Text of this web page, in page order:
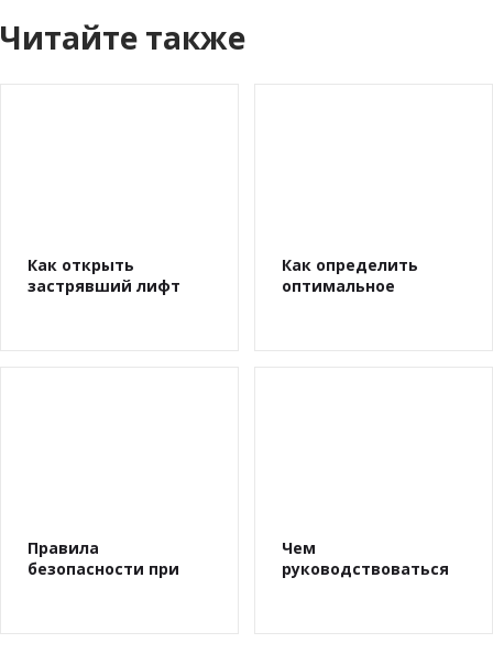
Читайте также
Как открыть
застрявший лифт
Как определить
оптимальное
Правила
безопасности при
Чем
руководствоваться